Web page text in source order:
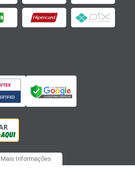
Mais Informações